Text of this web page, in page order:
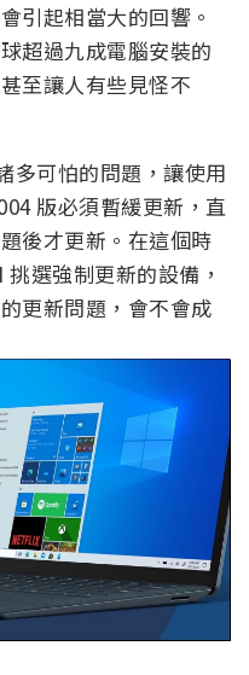
引起相當大的回響。
超過九成電腦安裝的
至讓人有些見怪不
多可怕的問題，讓使用
版必須暫緩更新，直
後才更新。在這個時
選強制更新的設備，
更新問題，會不會成